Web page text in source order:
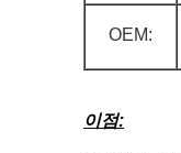
OEM:
이점: